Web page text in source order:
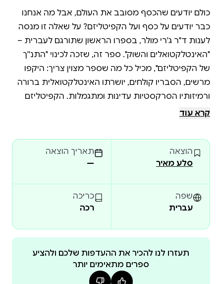
כולם יודעים שהכסף מסובב את העולם, אבל מה אנחנו
כבר יודעים על כסף ועל הקפיטליזם? על שאלה זו מנסה
לענות ד"ר ג'רי מולר, בספרו הראשון שתורגם לעברית –
"האינטלקטואלים והשוק". ספר זה, שזכה לכינוי "התנ''ך
של הקפיטליזם", מכיל כל מה שספר מצוין צריך: היקפו
מרשים, הסבריו קולחים, יושרתו האינטלקטואלית ברורה
ורמיזותיו הסרקסטיות עדינות ומתגמלות. הקפיטליזם
אינו נחלתם של כלכלנים בלבד. פילוסופים, פוליטיקאים,
שנים במאפייני המשק החופשי ובהשלכותיו התרבותיות,
המוסריות והפוליטיות. וולטר ואדם סמית, אדמונד ברק
ויוסטוס מוזר, מקס ובר ומתיו ארנולד, הגל ומרקס,
השוק החופשי ומתנגדיו השוצפים, נחרזים בידיו האמונות
של ההיסטוריון ג'רי מולר לשרשרת רעיונית מרתקת;
החברתית והפוליטית, על התרבות בכל מובני המילה, ועל
מידת החופש והרווחה של כלל בני האדם.
"האינטלקטואלים והשוק" מנגיש לקורא סקירה פילוסופית
מעמיקה וממוסמכת, אך עם זאת סיפורית, נגישה
קרא עוד
הוצאה
סלע מאיר
תאריך הוצאה
—
שפה
עברית
כריכה
רכה
תעזרו לנו להכיר את ההעדפות שלכם ולהציע
ספרים מתאימים יותר